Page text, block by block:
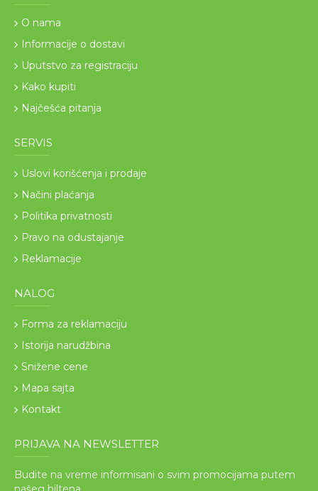
O nama
Informacije o dostavi
Uputstvo za registraciju
Kako kupiti
Najčešća pitanja
SERVIS
Uslovi korišćenja i prodaje
Načini plaćanja
Politika privatnosti
Pravo na odustajanje
Reklamacije
NALOG
Forma za reklamaciju
Istorija narudžbina
Snižene cene
Mapa sajta
Kontakt
PRIJAVA NA NEWSLETTER
Budite na vreme informisani o svim promocijama putem